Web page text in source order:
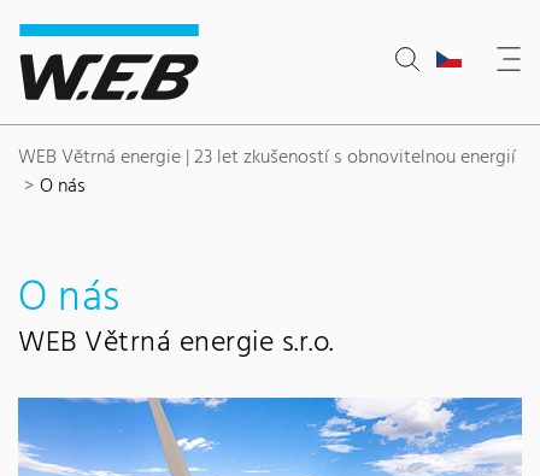
Content Area
Hledat
Main navigation
Sídlo společnosti
Footer
WEB Větrná energie | 23 let zkušeností s obnovitelnou energií
O nás
O nás
WEB Větrná energie s.r.o.